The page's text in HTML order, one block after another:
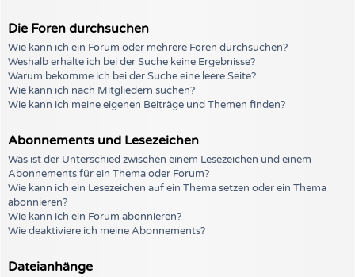
Die Foren durchsuchen
Wie kann ich ein Forum oder mehrere Foren durchsuchen?
Weshalb erhalte ich bei der Suche keine Ergebnisse?
Warum bekomme ich bei der Suche eine leere Seite?
Wie kann ich nach Mitgliedern suchen?
Wie kann ich meine eigenen Beiträge und Themen finden?
Abonnements und Lesezeichen
Was ist der Unterschied zwischen einem Lesezeichen und einem
Abonnements für ein Thema oder Forum?
Wie kann ich ein Lesezeichen auf ein Thema setzen oder ein Thema
abonnieren?
Wie kann ich ein Forum abonnieren?
Wie deaktiviere ich meine Abonnements?
Dateianhänge